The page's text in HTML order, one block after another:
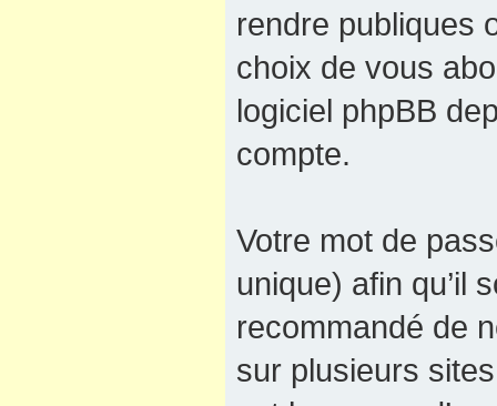
rendre publiques
choix de vous
logiciel phpBB
compte.
Votre mot de
unique) afin qu’il
recommandé de
sur plusieurs